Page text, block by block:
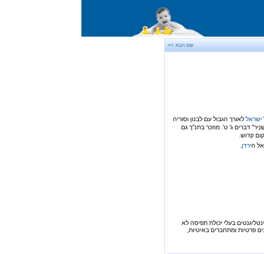
שם הבא >>
ישראל לאורך הגבול עם לבנון וסוריה
דברים ג' ט'. מוזכר בתנ"ך גם
קדוש.
אל הירדן.
בעלי יכולת תפיסה לא
פרטיות ומתחברים באיטיות,